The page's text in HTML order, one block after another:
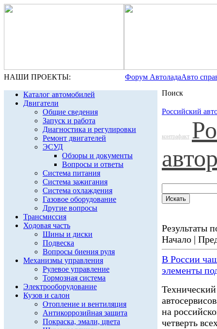
НАШИ ПРОЕКТЫ: Форум АвтоладаАвто
Каталог автомобилей
Двигатели
Общие сведения
Запуск и работа
Диагностика и регулировки
Ремонт двигателей
ЭСУД
Обзоры и документы
Вопросы и ответы
Система питания
Система зажигания
Система охлаждения
Газовое оборудование
Другие вопросы
Трансмиссия
Ходовая часть
Шины и диски
Подвеска
Вопросы биения руля
Механизмы управления
Рулевое управление
Тормозная система
Электрооборудование
Кузов и салон
Отопление и вентиляция
Антикоррозийная защита
Покраска, эмали, цвета
Поиск
Российский
контрафакт
Результаты
Начало |
В России
элементы
на
четверть